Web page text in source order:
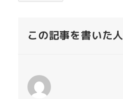
この記事を書いた人